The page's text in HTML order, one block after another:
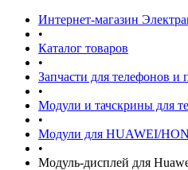
Интернет-магазин
•
Каталог товаров
•
Запчасти для телефонов и
•
Модули и тачскрины для
•
Модули для HUAWEI/
•
Модуль-дисплей для